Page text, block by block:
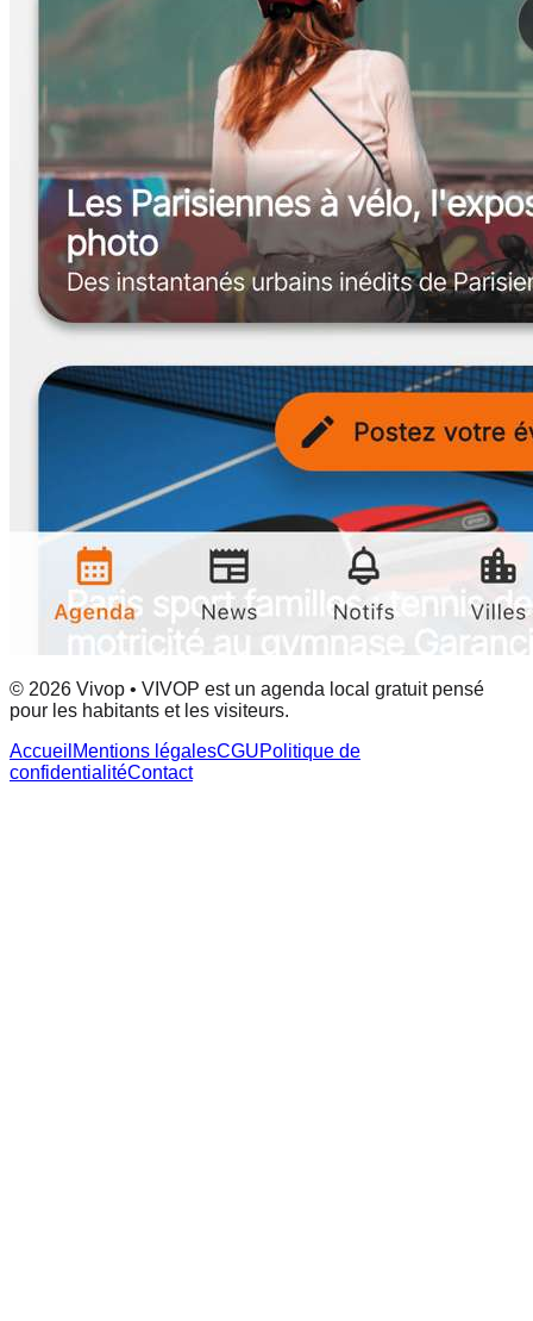
© 2026 Vivop • VIVOP est un agenda local gratuit pensé
pour les habitants et les visiteurs.
Accueil Mentions légalesCGUPolitique de
confidentialitéContact